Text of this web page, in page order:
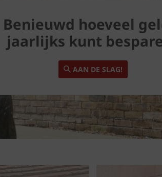
Benieuwd hoeveel
jaarlijks kunt
AAN DE SLAG!